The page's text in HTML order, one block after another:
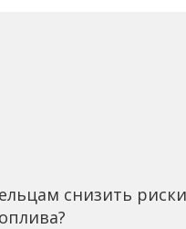
снизить риски